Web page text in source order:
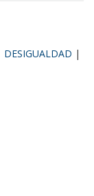
DESIGUALDAD |